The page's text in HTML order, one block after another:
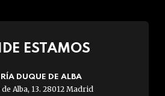
ESTAMOS
DUQUE DE ALBA
Alba, 13. 28012 Madrid